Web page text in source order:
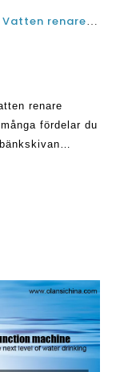
Bästa bänkskiva omvänd osmos Vatten renare Vattenfiltreringssystem 2022
renare
fördelar du
såsom